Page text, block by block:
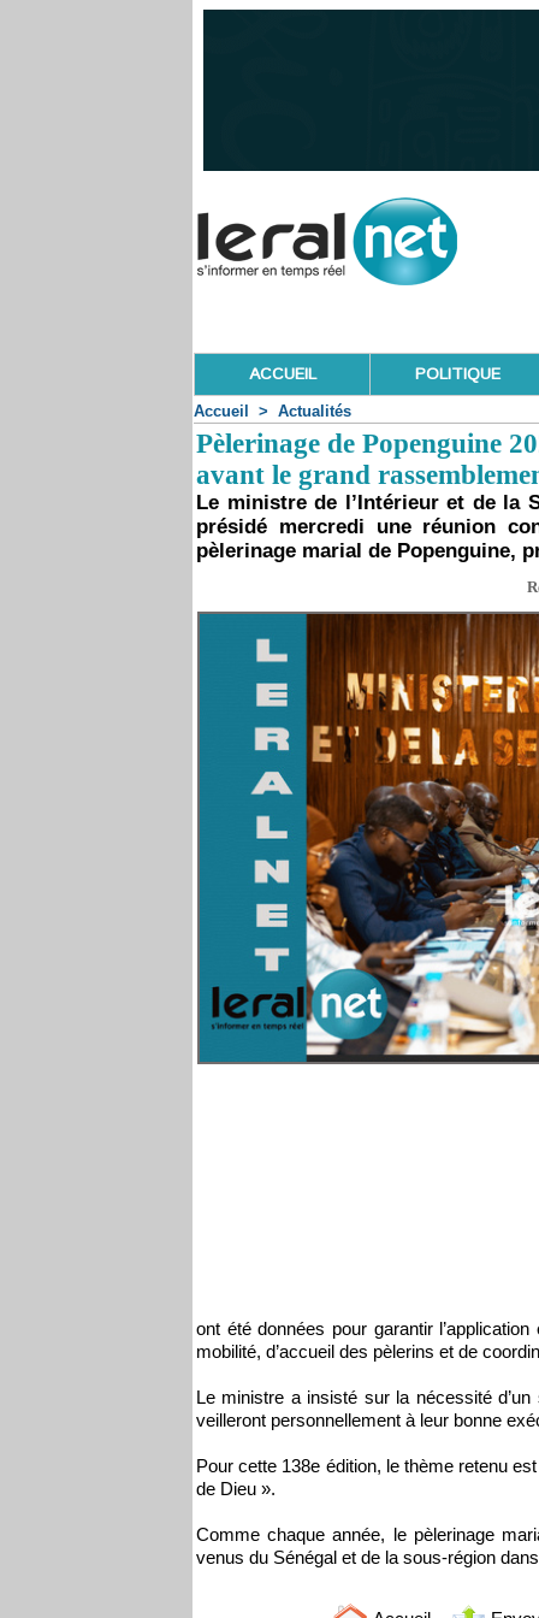
ACCUEIL POLITIQUE
Accueil > Actualités
Pèlerinage de Popenguine
avant le grand
Le ministre de l’Intérieur et de la
présidé mercredi une réunion
pèlerinage marial de Popenguine,
ont été données pour garantir
mobilité, d’accueil des pèlerins et de
Le ministre a insisté sur la nécessité
veilleront personnellement à leur bonne
Pour cette 138e édition, le thème retenu
de Dieu ».
Comme chaque année, le pèlerinage
venus du Sénégal et de la sous-région